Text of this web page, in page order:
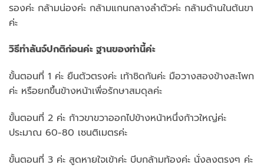
รองค่ะ กล้ามน่องค่ะ กล้ามแกนกลางลำตัวค่ะ กล้ามด้านในต้นขา
ค่ะ
วิธีทำลันจ์ปกติก่อนค่ะ ฐานของท่านี้ค่ะ
ขั้นตอนที่ 1 ค่ะ ยืนตัวตรงค่ะ เท้าชิดกันค่ะ มือวางสองข้างสะโพก
ค่ะ หรือยกขึ้นข้างหน้าเพื่อรักษาสมดุลค่ะ
ขั้นตอนที่ 2 ค่ะ ก้าวขาขวาออกไปข้างหน้าหนึ่งก้าวใหญ่ค่ะ
ประมาณ 60-80 เซนติเมตรค่ะ
ขั้นตอนที่ 3 ค่ะ สูดหายใจเข้าค่ะ บีบกล้ามท้องค่ะ นั่งลงตรงๆ ค่ะ